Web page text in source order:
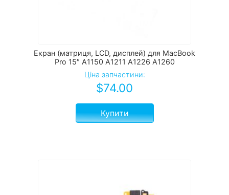
Екран (матриця, LCD, дисплей) для MacBook
Pro 15″ A1150 A1211 A1226 A1260
Ціна запчастини:
$74.00
Купити